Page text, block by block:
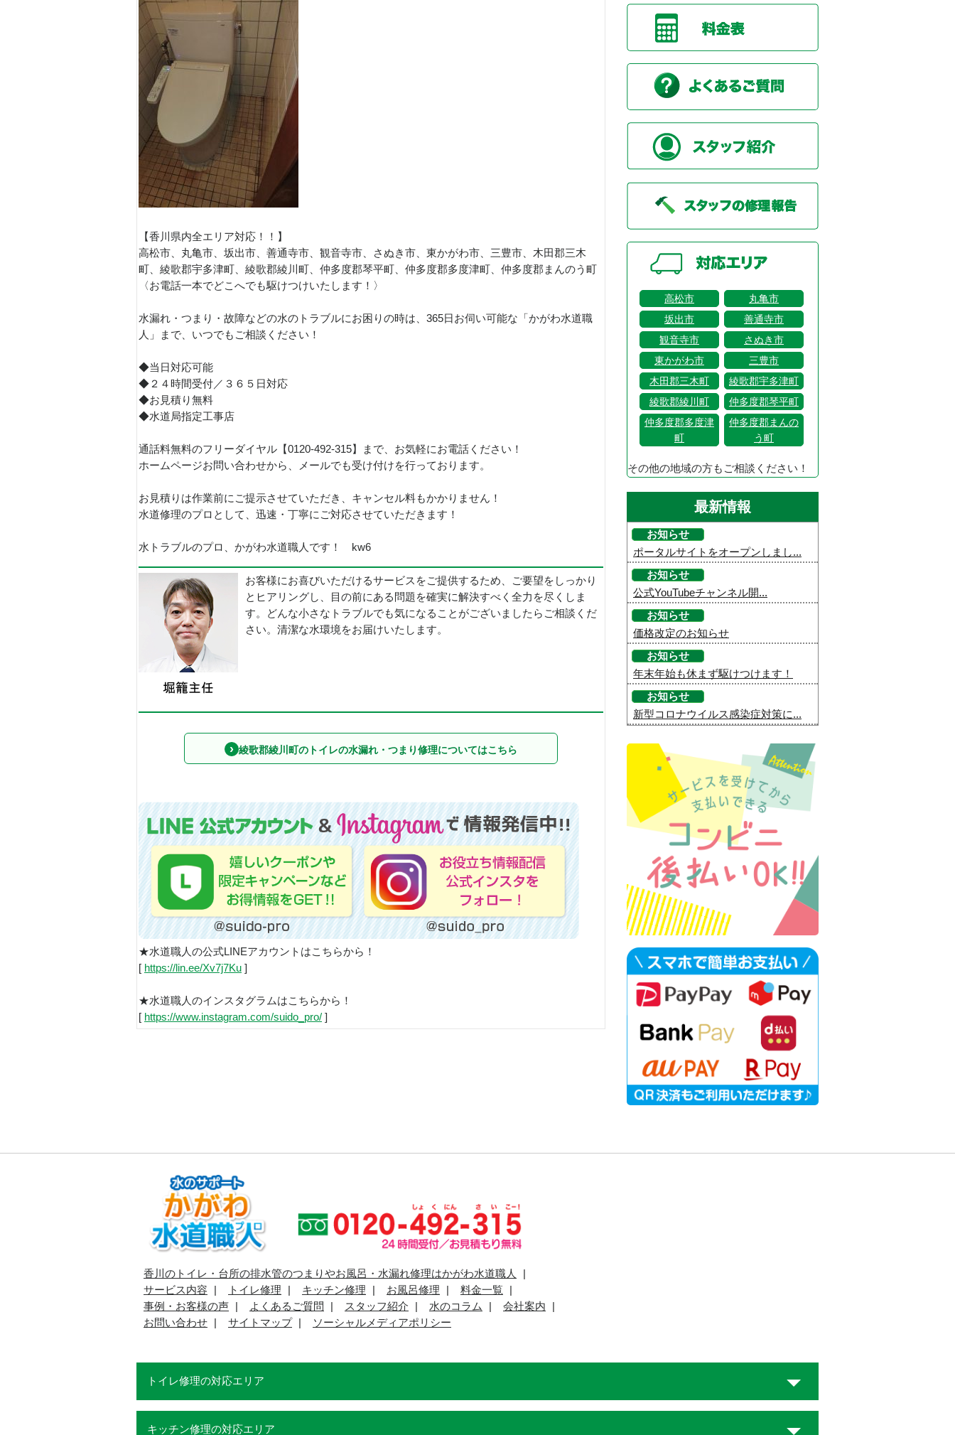
【香川県内全エリア対応！！】
高松市、丸亀市、坂出市、善通寺市、観音寺市、さぬき市、東かがわ市、三豊市、木田郡三木
町、綾歌郡宇多津町、綾歌郡綾川町、仲多度郡琴平町、仲多度郡多度津町、仲多度郡まんのう町
〈お電話一本でどこへでも駆けつけいたします！〉
水漏れ・つまり・故障などの水のトラブルにお困りの時は、365日お伺い可能な「かがわ水道職
人」まで、いつでもご相談ください！
◆当日対応可能
◆２４時間受付／３６５日対応
◆お見積り無料
◆水道局指定工事店
通話料無料のフリーダイヤル【0120-492-315】まで、お気軽にお電話ください！
ホームページお問い合わせから、メールでも受け付けを行っております。
お見積りは作業前にご提示させていただき、キャンセル料もかかりません！
水道修理のプロとして、迅速・丁寧にご対応させていただきます！
水トラブルのプロ、かがわ水道職人です！ kw6
お客様にお喜びいただけるサービスをご提供するため、ご要望をしっかり
とヒアリングし、目の前にある問題を確実に解決すべく全力を尽くしま
す。どんな小さなトラブルでも気になることがございましたらご相談くだ
さい。清潔な水環境をお届けいたします。
綾歌郡綾川町のトイレの水漏れ・つまり修理についてはこちら
★水道職人の公式LINEアカウントはこちらから！
[ https://lin.ee/Xv7j7Ku ]
★水道職人のインスタグラムはこちらから！
[ https://www.instagram.com/suido_pro/ ]
高松市
丸亀市
坂出市
善通寺市
観音寺市
さぬき市
東かがわ市
三豊市
木田郡三木町
綾歌郡宇多津町
綾歌郡綾川町
仲多度郡琴平町
仲多度郡多度津
町
仲多度郡まんの
う町
その他の地域の方もご相談ください！
最新情報
お知らせ
ポータルサイトをオープンしまし...
お知らせ
公式YouTubeチャンネル開...
お知らせ
価格改定のお知らせ
お知らせ
年末年始も休まず駆けつけます！
お知らせ
新型コロナウイルス感染症対策に...
香川のトイレ・台所の排水管のつまりやお風呂・水漏れ修理はかがわ水道職人
サービス内容
トイレ修理 キッチン修理 お風呂修理
料金一覧
事例・お客様の声
よくあるご質問 スタッフ紹介 水のコラム
会社案内
お問い合わせ
サイトマップ ソーシャルメディアポリシー
トイレ修理の対応エリア
キッチン修理の対応エリア